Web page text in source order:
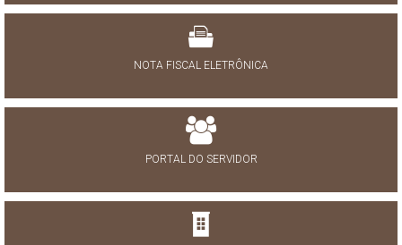
NOTA FISCAL ELETRÔNICA
PORTAL DO SERVIDOR